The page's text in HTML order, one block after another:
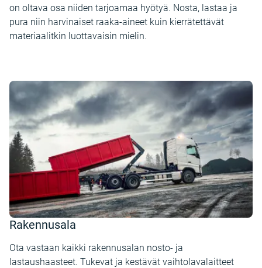
on oltava osa niiden tarjoamaa hyötyä. Nosta, lastaa ja
pura niin harvinaiset raaka-aineet kuin kierrätettävät
materiaalitkin luottavaisin mielin.
Rakennusala
Ota vastaan kaikki rakennusalan nosto- ja
lastaushaasteet. Tukevat ja kestävät vaihtolavalaitteet